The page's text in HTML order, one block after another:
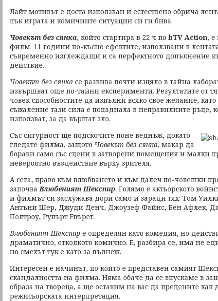
Лайт мотивът е доста използван и естествено обрича
пък играта и комичните ситуации си ги бива.
Човекът без сянка, който стартира в 22 ч поbTV Action, е
филм. 11 години по-късно ефектите, използвани в
съвременно изглеждащи и са перфектното допълнение
действие.
Човекът без сянка се развива почти изцяло в тайна
извършват още по-тайни експерименти. Резултатите от
човек способностите да изпълни всяко свое желание,
съжаление тази сила е попаднала в неправилните ръце,
използват, за да вършат зло.
Със сигурност ще подскочите поне веднъж, докато
гледате филма, защото Човекът без сянка, макар да
борави само със сцени в затворени помещения и малки
невероятно въздействие върху зрителя.
А сега, право към влюбването и към далеч по-човешки
започваВлюбеният Шекспир. Голямо е актьорското
и филмът си заслужава дори само и заради тях: Том
Антъни Шер, Джуди Денч, Джоузеф Файнс, Бен Афлек,
Полтроу, Рупърт Евърет.
Влюбеният Шекспир е определян като комедия, но
драматично, отколкото комично. Е, разбира се, има не
но смехът тук е като за пълнеж.
Интересен е начинът, по който е представен самият
скандалността на филма. Няма обаче да се впускаме в
образа на твореца, а ще оставим на вас да прецените как
режисьорската интерпретация.